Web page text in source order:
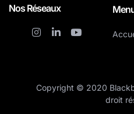
Nos Réseaux
Copyright © 2020
droit